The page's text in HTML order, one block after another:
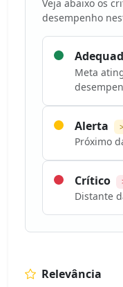
Veja abaixo os
desempenho
Meta
Alerta
Próximo
Crítico
Distante
Relevância